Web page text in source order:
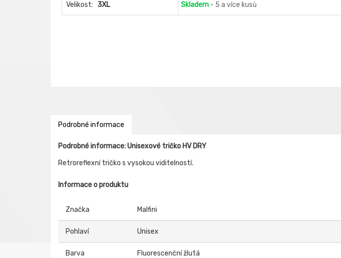
Velikost: 3XL Skladem - 5 a více kusů
Podrobné informace
Podrobné informace: Unisexové tričko HV DRY
Retroreflexní tričko s vysokou viditelností.
Informace o produktu
Značka Malfini
Pohlaví Unisex
Barva Fluorescenční žlutá